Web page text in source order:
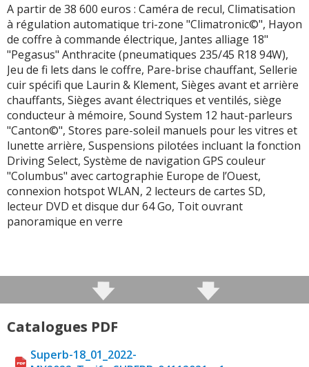
A partir de 38 600 euros : Caméra de recul, Climatisation
à régulation automatique tri-zone "Climatronic©", Hayon
de coffre à commande électrique, Jantes alliage 18"
"Pegasus" Anthracite (pneumatiques 235/45 R18 94W),
Jeu de fi lets dans le coffre, Pare-brise chauffant, Sellerie
cuir spécifi que Laurin & Klement, Sièges avant et arrière
chauffants, Sièges avant électriques et ventilés, siège
conducteur à mémoire, Sound System 12 haut-parleurs
"Canton©", Stores pare-soleil manuels pour les vitres et
lunette arrière, Suspensions pilotées incluant la fonction
Driving Select, Système de navigation GPS couleur
"Columbus" avec cartographie Europe de l’Ouest,
connexion hotspot WLAN, 2 lecteurs de cartes SD,
lecteur DVD et disque dur 64 Go, Toit ouvrant
panoramique en verre
Catalogues PDF
Superb-18_01_2022-